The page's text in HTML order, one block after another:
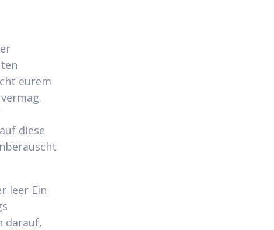
eurem
diese
leer Ein
darauf,